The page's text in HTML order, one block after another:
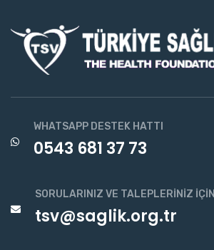
WHATSAPP DESTEK HATTI
0543 681 37 73
SORULARINIZ VE TALEPLERINIZ İÇIN
tsv@saglik.org.tr